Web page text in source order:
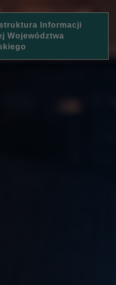
Informacji
Województwa